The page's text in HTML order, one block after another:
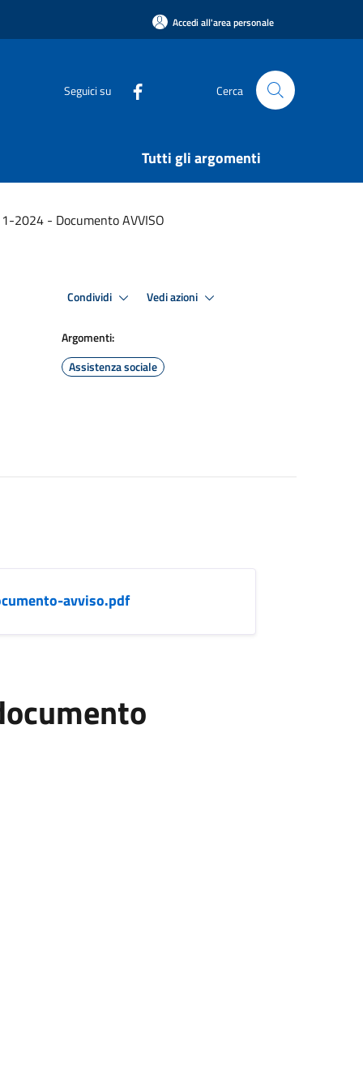
Accedi all'area personale
Seguici su Cerca
Tutti gli argomenti
2024 - Documento AVVISO
Condividi Vedi azioni
Argomenti:
Assistenza sociale
avviso.pdf